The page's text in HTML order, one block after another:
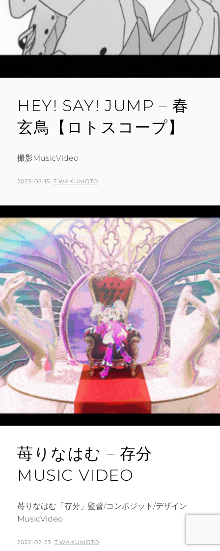
HEY! SAY! JUMP – 春
玄鳥【ロトスコープ】
撮影MusicVideo
POSTED
2023-05-15 BY
T.WAKUMOTO
苺りなはむ – 存分
MUSIC VIDEO
苺りなはむ「存分」監督/コンポジット/デザイン
MusicVideo
POSTED
2022-02-23 BY
T.WAKUMOTO